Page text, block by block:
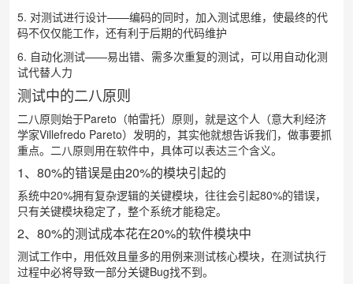
5. 对测试进行设计——编码的同时，加入测试思维，使最终的代
码不仅仅能工作，还有利于后期的代码维护
6. 自动化测试——易出错、需多次重复的测试，可以用自动化测
试代替人力
测试中的二八原则
二八原则始于Pareto（帕雷托）原则，就是这个人（意大利经济
学家Villefredo Pareto）发明的，其实他就想告诉我们，做事要抓
重点。二八原则用在软件中，具体可以表达三个含义。
1、80%的错误是由20%的模块引起的
系统中20%拥有复杂逻辑的关键模块，往往会引起80%的错误，
只有关键模块稳定了，整个系统才能稳定。
2、80%的测试成本花在20%的软件模块中
测试工作中，用低效且量多的用例来测试核心模块，在测试执行
过程中必将导致一部分关键Bug找不到。